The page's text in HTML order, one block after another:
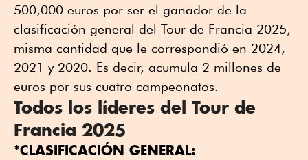
500,000 euros por ser el ganador de la
clasificación general del Tour de Francia 2025,
misma cantidad que le correspondió en 2024,
2021 y 2020. Es decir, acumula 2 millones de
euros por sus cuatro campeonatos.
Todos los líderes del Tour de
Francia 2025
*CLASIFICACIÓN GENERAL: